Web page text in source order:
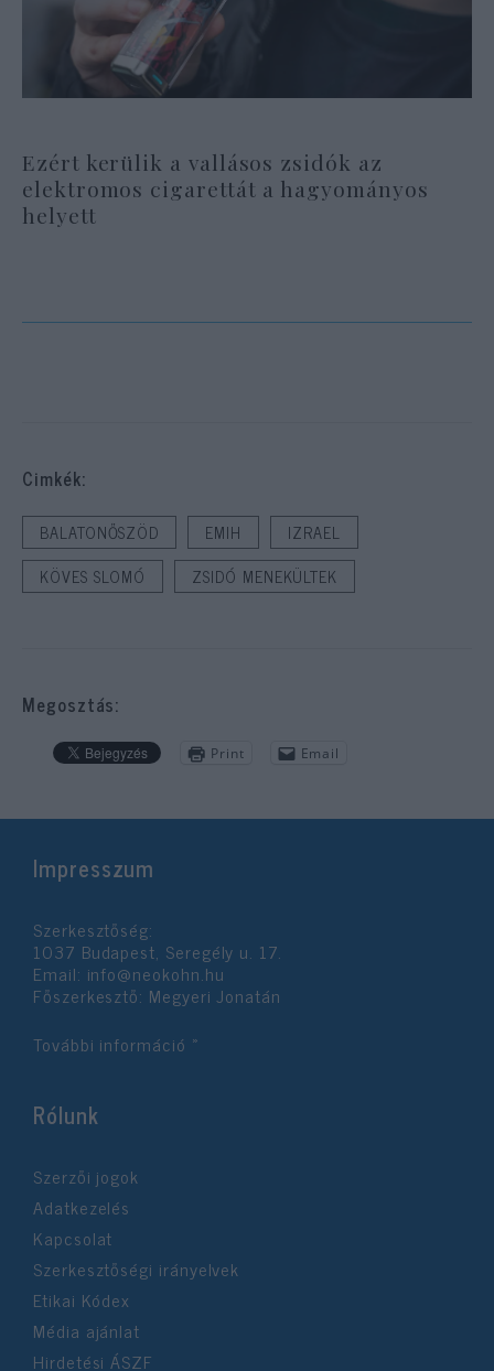
Ezért kerülik a vallásos zsidók az
elektromos cigarettát a hagyományos
helyett
Cimkék:
BALATONŐSZÖD EMIH
IZRAEL
KÖVES SLOMÓ
ZSIDÓ MENEKÜLTEK
Megosztás:
Print Email
Impresszum
Szerkesztőség:
1037 Budapest, Seregély u. 17.
Email: info@neokohn.hu
Főszerkesztő: Megyeri Jonatán
További információ »
Rólunk
Szerzői jogok
Adatkezelés
Kapcsolat
Szerkesztőségi irányelvek
Etikai Kódex
Média ajánlat
Hirdetési ÁSZF